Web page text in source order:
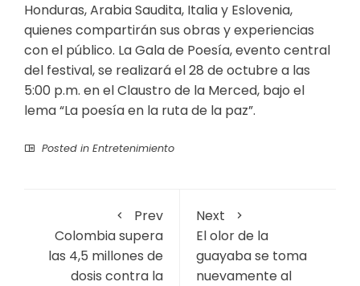
Honduras, Arabia Saudita, Italia y Eslovenia,
quienes compartirán sus obras y experiencias
con el público. La Gala de Poesía, evento central
del festival, se realizará el 28 de octubre a las
5:00 p.m. en el Claustro de la Merced, bajo el
lema “La poesía en la ruta de la paz”.
Posted in Entretenimiento
Prev
Colombia supera
las 4,5 millones de
dosis contra la
Next
El olor de la
guayaba se toma
nuevamente al